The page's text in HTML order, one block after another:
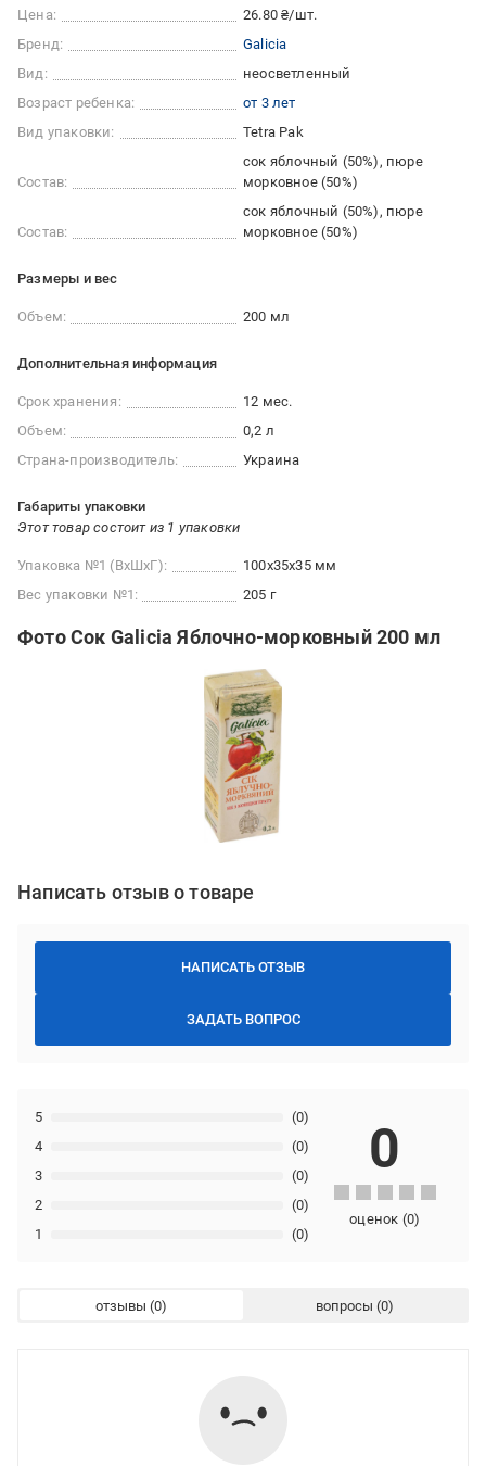
Цена:
26.80 ₴/шт.
Бренд:
Galicia
Вид:
неосветленный
Возраст ребенка:
от 3 лет
Вид упаковки:
Tetra Pak
Состав:
сок яблочный (50%), пюре
морковное (50%)
Состав:
сок яблочный (50%), пюре
морковное (50%)
Размеры и вес
Объем: 200 мл
Дополнительная информация
Срок хранения:
12 мес.
Объем:
0,2 л
Страна-производитель:
Украина
Габариты упаковки
Этот товар состоит из 1 упаковки
Упаковка №1 (ВхШхГ):
100x35x35 мм
Вес упаковки №1:
205 г
Фото Сок Galicia Яблочно-морковный 200 мл
Написать отзыв о товаре
НАПИСАТЬ ОТЗЫВ
ЗАДАТЬ ВОПРОС
1 (0)
2 (0)
3 (0)
4 (0)
5 (0)
0
оценок (0)
отзывы вопросы